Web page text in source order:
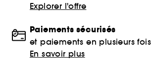
Explorer l'offre
Paiements sécurisés
et paiements en plusieurs fois
En savoir plus